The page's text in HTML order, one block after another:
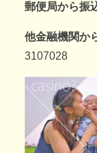
郵便局から振
他金融機関か
3107028